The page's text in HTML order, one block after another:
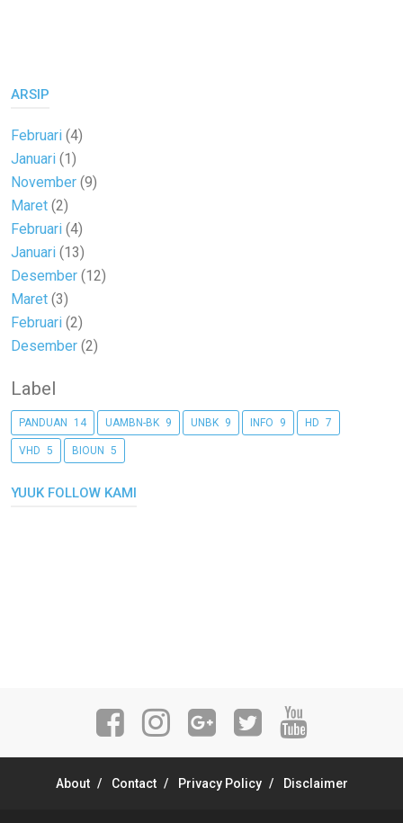
ARSIP
Februari (4)
Januari (1)
November (9)
Maret (2)
Februari (4)
Januari (13)
Desember (12)
Maret (3)
Februari (2)
Desember (2)
Label
PANDUAN 14 UAMBN-BK 9 UNBK 9 INFO 9 HD 7
VHD 5 BIOUN 5
YUUK FOLLOW KAMI
About Contact Privacy Policy Disclaimer